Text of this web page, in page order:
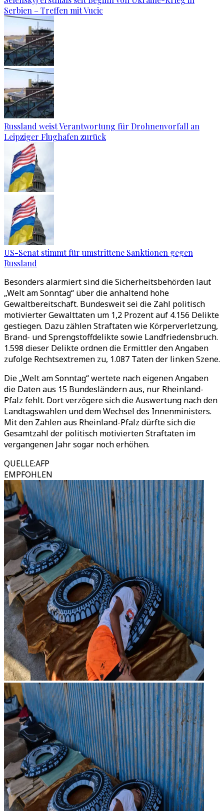
Serbien – Treffen mit Vucic
Russland weist Verantwortung für Drohnenvorfall an
Leipziger Flughafen zurück
US-Senat stimmt für umstrittene Sanktionen gegen
Russland
Besonders alarmiert sind die Sicherheitsbehörden laut
„Welt am Sonntag“ über die anhaltend hohe
Gewaltbereitschaft. Bundesweit sei die Zahl politisch
motivierter Gewalttaten um 1,2 Prozent auf 4.156 Delikte
gestiegen. Dazu zählen Straftaten wie Körperverletzung,
Brand- und Sprengstoffdelikte sowie Landfriedensbruch.
1.598 dieser Delikte ordnen die Ermittler den Angaben
zufolge Rechtsextremen zu, 1.087 Taten der linken Szene.
Die „Welt am Sonntag“ wertete nach eigenen Angaben
die Daten aus 15 Bundesländern aus, nur Rheinland-
Pfalz fehlt. Dort verzögere sich die Auswertung nach den
Landtagswahlen und dem Wechsel des Innenministers.
Mit den Zahlen aus Rheinland-Pfalz dürfte sich die
Gesamtzahl der politisch motivierten Straftaten im
vergangenen Jahr sogar noch erhöhen.
QUELLE:AFP
EMPFOHLEN